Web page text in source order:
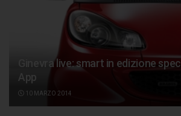
Ginevra live: smart in edizione
App
10 MARZO 2014